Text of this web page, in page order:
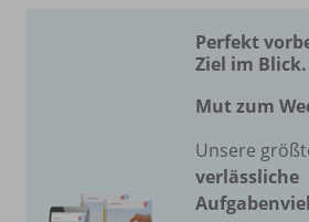
Perfekt
Ziel im Blick.
Mut zum
Unsere
verlässliche